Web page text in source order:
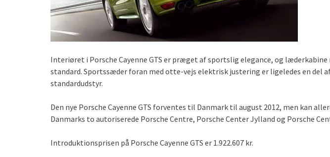
Interiøret i Porsche Cayenne GTS er præget af sportslig elegance, og
standard. Sportssæder foran med otte-vejs elektrisk justering er ligeledes en del
standardudstyr.
Den nye Porsche Cayenne GTS forventes til Danmark til august 2012, men kan
Danmarks to autoriserede Porsche Centre, Porsche Center Jylland og Porsche
Introduktionsprisen på Porsche Cayenne GTS er 1.922.607 kr.